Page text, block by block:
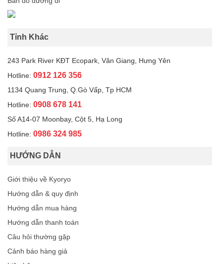
Tỉnh Khác
243 Park River KĐT Ecopark, Văn Giang, Hưng Yên
Hotline: 0912 126 356
1134 Quang Trung, Q.Gò Vấp, Tp HCM
Hotline: 0908 678 141
Số A14-07 Moonbay, Cột 5, Hạ Long
Hotline: 0986 324 985
HƯỚNG DẪN
Giới thiệu về Kyoryo
Hướng dẫn & quy định
Hướng dẫn mua hàng
Hướng dẫn thanh toán
Câu hỏi thường gặp
Cảnh báo hàng giả